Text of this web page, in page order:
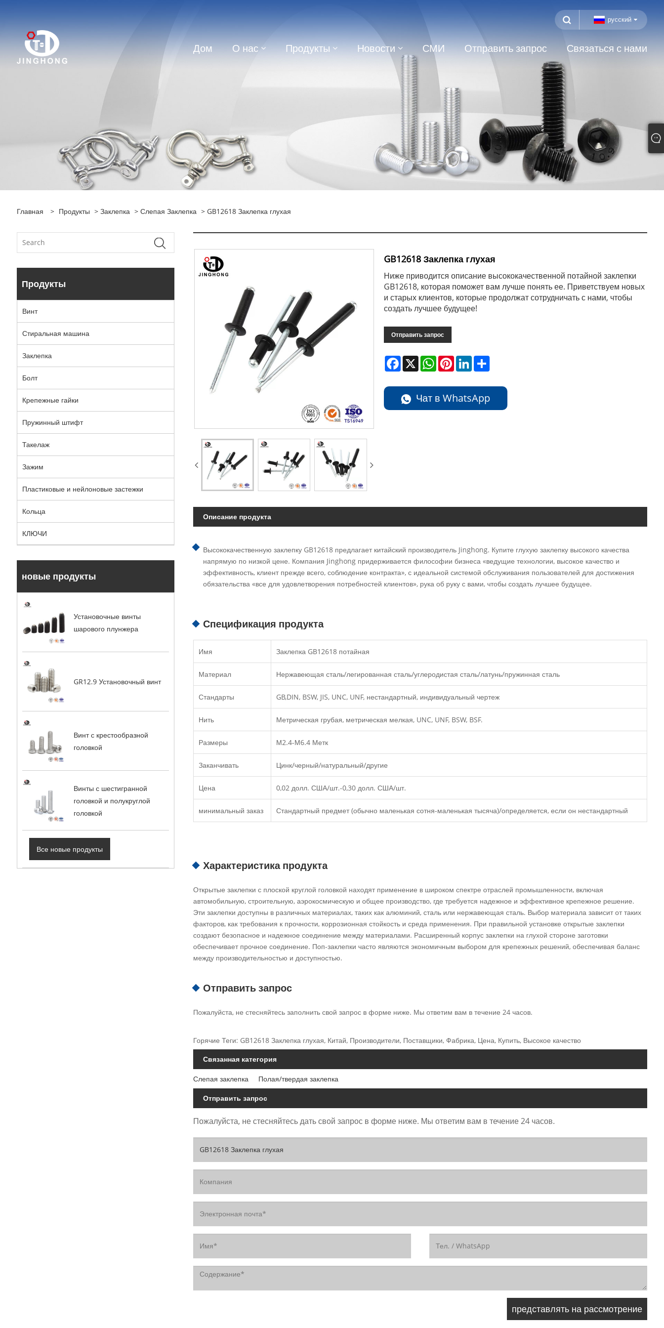
русский
Дом О нас Продукты Новости СМИ Отправить запрос Связаться с нами
Главная > Продукты > Заклепка > Слепая Заклепка > GB12618 Заклепка глухая
Продукты
Винт
Стиральная машина
Заклепка
Болт
Крепежные гайки
Пружинный штифт
Такелаж
Зажим
Пластиковые и нейлоновые застежки
Кольца
КЛЮЧИ
новые продукты
Установочные винты
шарового плунжера
GR12.9 Установочный винт
Винт с крестообразной
головкой
Винты с шестигранной
головкой и полукруглой
головкой
Все новые продукты
GB12618 Заклепка глухая
Ниже приводится описание высококачественной потайной заклепки
GB12618, которая поможет вам лучше понять ее. Приветствуем новых
и старых клиентов, которые продолжат сотрудничать с нами, чтобы
создать лучшее будущее!
Отправить запрос
Facebook
X WhatsApp
PinterestLinkedIn
Чат в WhatsApp
Описание продукта
Высококачественную заклепку GB12618 предлагает китайский производитель Jinghong. Купите глухую заклепку высокого качества
напрямую по низкой цене. Компания Jinghong придерживается философии бизнеса «ведущие технологии, высокое качество и
эффективность, клиент прежде всего, соблюдение контракта», с идеальной системой обслуживания пользователей для достижения
обязательства «все для удовлетворения потребностей клиентов», рука об руку с вами, чтобы создать лучшее будущее.
Спецификация продукта
Имя Заклепка GB12618 потайная
Материал Нержавеющая сталь/легированная сталь/углеродистая сталь/латунь/пружинная сталь
Стандарты GB,DIN, BSW, JIS, UNC, UNF, нестандартный, индивидуальный чертеж
Нить Метрическая грубая, метрическая мелкая, UNC, UNF, BSW, BSF.
Размеры М2.4-М6.4 Метк
Заканчивать Цинк/черный/натуральный/другие
Цена 0,02 долл. США/шт.-0,30 долл. США/шт.
минимальный заказ Стандартный предмет (обычно маленькая сотня-маленькая тысяча)/определяется, если он нестандартный
Характеристика продукта
Открытые заклепки с плоской круглой головкой находят применение в широком спектре отраслей промышленности, включая
автомобильную, строительную, аэрокосмическую и общее производство, где требуется надежное и эффективное крепежное решение.
Эти заклепки доступны в различных материалах, таких как алюминий, сталь или нержавеющая сталь. Выбор материала зависит от таких
факторов, как требования к прочности, коррозионная стойкость и среда применения. При правильной установке открытые заклепки
создают безопасное и надежное соединение между материалами. Расширенный корпус заклепки на глухой стороне заготовки
обеспечивает прочное соединение. Поп-заклепки часто являются экономичным выбором для крепежных решений, обеспечивая баланс
между производительностью и доступностью.
Отправить запрос
Пожалуйста, не стесняйтесь заполнить свой запрос в форме ниже. Мы ответим вам в течение 24 часов.
Горячие Теги: GB12618 Заклепка глухая, Китай, Производители, Поставщики, Фабрика, Цена, Купить, Высокое качество
Связанная категория
Слепая заклепка Полая/твердая заклепка
Отправить запрос
Пожалуйста, не стесняйтесь дать свой запрос в форме ниже. Мы ответим вам в течение 24 часов.